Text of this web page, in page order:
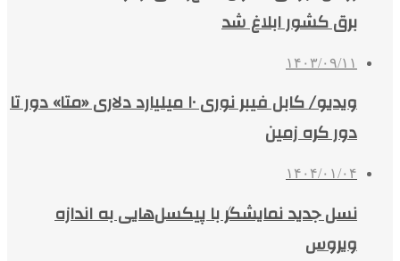
برق کشور ابلاغ شد
۱۴۰۳/۰۹/۱۱
ویدیو/ کابل فیبر نوری ۱۰ میلیارد دلاری «متا» دور تا
دور کره زمین
۱۴۰۴/۰۱/۰۴
نسل جدید نمایشگر با پیکسل‌هایی به اندازه
ویروس